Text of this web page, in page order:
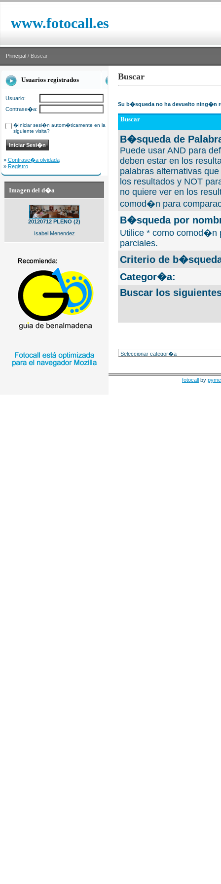
www.fotocall.es
Principal / Buscar
Usuarios registrados
Usuario:
Contrase�a:
�Iniciar sesi�n autom�ticamente en la
siguiente visita?
» Contrase�a olvidada
» Registro
Imagen del d�a
20120712 PLENO (2)
Isabel Menendez
Buscar
Su b�squeda no ha devuelto ning�n
Buscar
B�squeda de
Puede usar AND para
deben estar en los
palabras alternativas
los resultados y NOT
no quiere ver en los
comod�n para
B�squeda por
Utilice * como comod�n
parciales.
Criterio de
Categor�a:
Buscar los
fotocall by